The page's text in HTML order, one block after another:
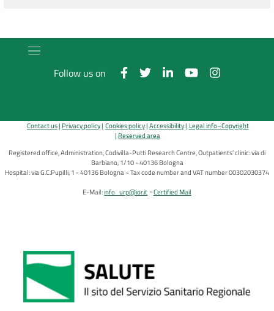
Follow us on
Contact us Privacy policy Cookies policy Accessibility Legal info–Copyright
Reserved area
Registered office, Administration, Codivilla-Putti Research Centre, Outpatients' clinic: via di
Barbiano, 1/10 - 40136 Bologna
Hospital: via G.C.Pupilli, 1 - 40136 Bologna ~ Tax code number and VAT number 00302030374
E-Mail:info_urp@ior.it Certified Mail